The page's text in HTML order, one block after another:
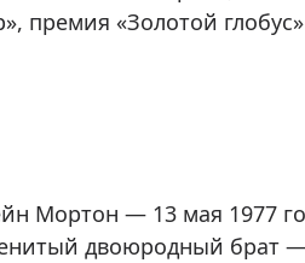
премия «Золотой
Мортон — 13 мая 1977
двоюродный брат